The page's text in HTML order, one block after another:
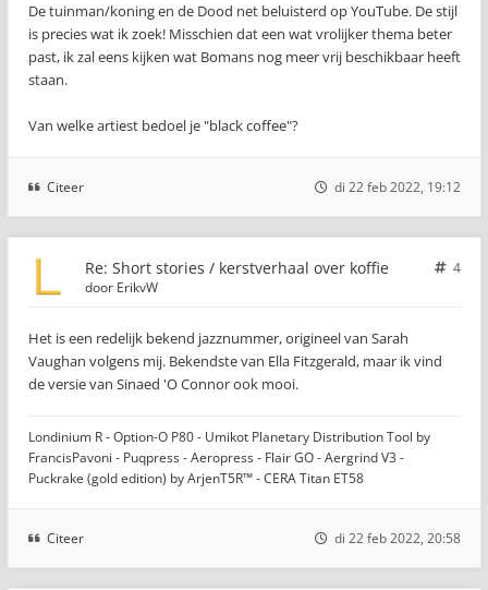
De tuinman/koning en de Dood net beluisterd op YouTube. De stijl
is precies wat ik zoek! Misschien dat een wat vrolijker thema beter
past, ik zal eens kijken wat Bomans nog meer vrij beschikbaar heeft
staan.
Van welke artiest bedoel je "black coffee"?
Citeer di 22 feb 2022, 19:12
Re: Short stories / kerstverhaal over koffie
4
door ErikvW
Het is een redelijk bekend jazznummer, origineel van Sarah
Vaughan volgens mij. Bekendste van Ella Fitzgerald, maar ik vind
de versie van Sinaed 'O Connor ook mooi.
Londinium R - Option-O P80 - Umikot Planetary Distribution Tool by
FrancisPavoni - Puqpress - Aeropress - Flair GO - Aergrind V3 -
Puckrake (gold edition) by ArjenT5R™ - CERA Titan ET58
Citeer di 22 feb 2022, 20:58